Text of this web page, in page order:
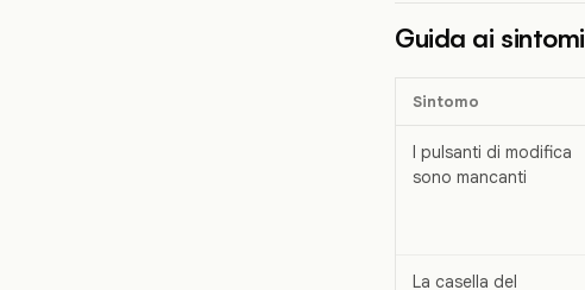
Guida ai sintomi
Sintomo
I pulsanti di modifica
sono mancanti
La casella del